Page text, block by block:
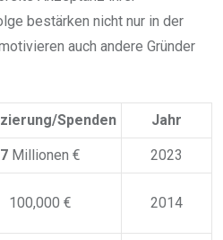
bestärken nicht nur in der
auch andere Gründer
Spenden Jahr
7 Millionen € 2023
100,000 € 2014